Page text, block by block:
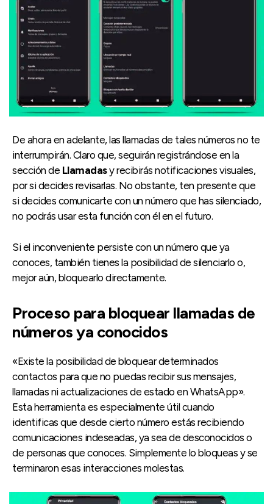
De ahora en adelante, las llamadas de tales números no te
interrumpirán. Claro que, seguirán registrándose en la
sección de Llamadasy recibirás notificaciones visuales,
por si decides revisarlas. No obstante, ten presente que
si decides comunicarte con un número que has silenciado,
no podrás usar esta función con él en el futuro.
Si el inconveniente persiste con un número que ya
conoces, también tienes la posibilidad de silenciarlo o,
mejor aún, bloquearlo directamente.
Proceso para bloquear llamadas de
números ya conocidos
«Existe la posibilidad de bloquear determinados
contactos para que no puedas recibir sus mensajes,
llamadas ni actualizaciones de estado en WhatsApp».
Esta herramienta es especialmente útil cuando
identificas que desde cierto número estás recibiendo
comunicaciones indeseadas, ya sea de desconocidos o
de personas que conoces. Simplemente lo bloqueas y se
terminaron esas interacciones molestas.